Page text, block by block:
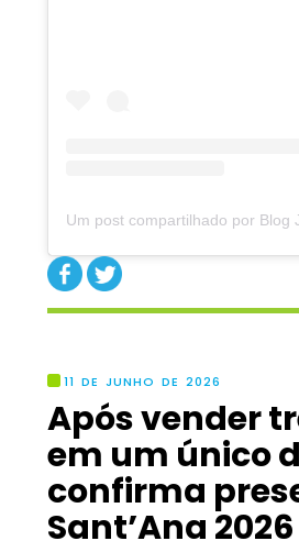
Um post compartilhado por Blog
11 DE JUNHO DE 2026
Após vender
em um único
confirma
Sant’Ana 2026